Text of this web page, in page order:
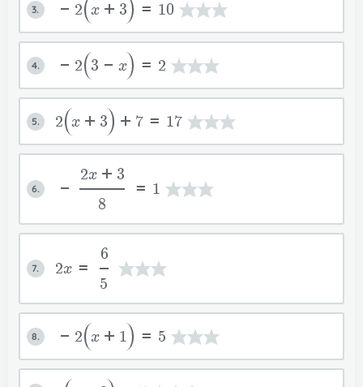
3. -2 x+3 =10
4. -2 3-x =2
5. 2 x+3 +7=17
6. -
2x+3
8
=1
7. 2x=
6
5
8. -2 x+1 =5